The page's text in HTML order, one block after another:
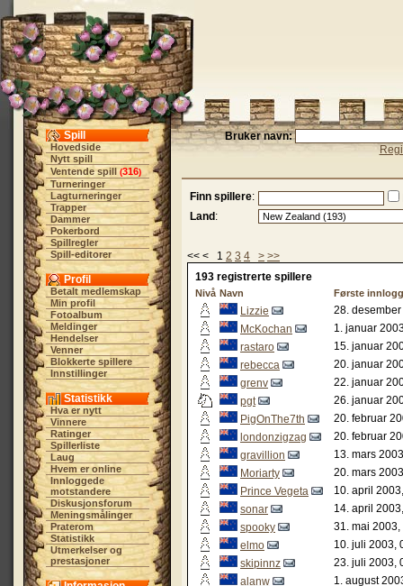
Spill
Hovedside
Nytt spill
Ventende spill (316)
Turneringer
Lagturneringer
Trapper
Dammer
Pokerbord
Spillregler
Spill-editorer
Profil
Betalt medlemskap
Min profil
Fotoalbum
Meldinger
Hendelser
Venner
Blokkerte spillere
Innstillinger
Statistikk
Hva er nytt
Vinnere
Ratinger
Spillerliste
Laug
Hvem er online
Innloggede
motstandere
Diskusjonsforum
Meningsmålinger
Praterom
Statistikk
Utmerkelser og
prestasjoner
Bruker navn:
Finn spillere:
Land :
<< < 1 2 3 4 > >>
193 registrerte spillere
Nivå Navn Første
Lizzie
28.
McKochan
1. januar
rastaro
15. januar
rebecca
20. januar
grenv
22. januar
pgt
26. januar
PigOnThe7th
20. februar
londonzigzag
20. februar
gravillion
13. mars
Moriarty
20. mars
Prince Vegeta
10. april
sonar
14. april
spooky
31. mai
elmo
10. juli 2003,
skipinnz
23. juli 2003,
alanw
1. august